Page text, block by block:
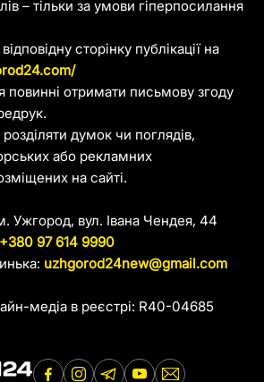
– тільки за умови гіперпосилання
сторінку публікації на
повинні отримати письмову згоду
думок чи поглядів,
або рекламних
на сайті.
Ужгород, вул. Івана Чендея, 44
+380 97 614 9990
uzhgorod24new@gmail.com
медіа в реєстрі: R40-04685